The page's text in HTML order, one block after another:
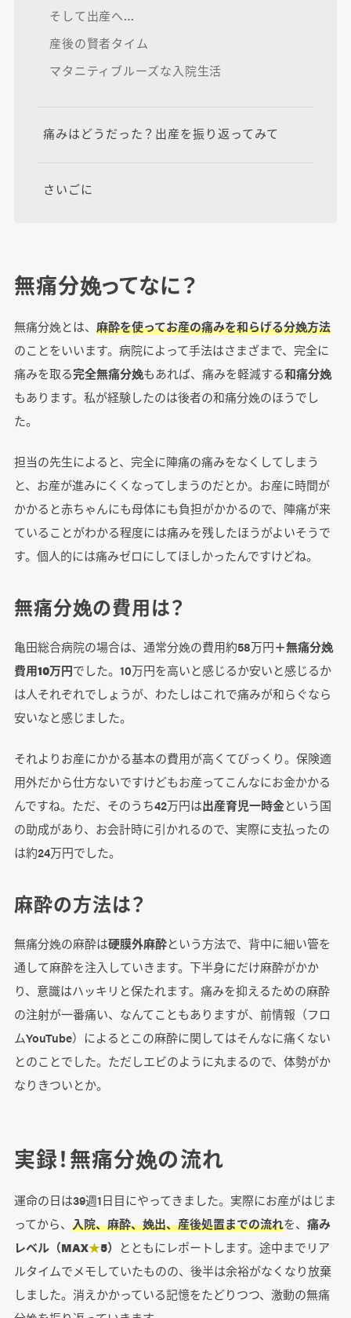
そして出産へ…
産後の賢者タイム
マタニティブルーズな入院生活
痛みはどうだった？出産を振り返ってみて
さいごに
無痛分娩ってなに？
無痛分娩とは、 麻酔を使ってお産の痛みを和らげる分娩方法
のことをいいます。病院によって手法はさまざまで、完全に
痛みを取る完全無痛分娩もあれば、痛みを軽減する和痛分娩
もあります。私が経験したのは後者の和痛分娩のほうでし
た。
担当の先生によると、完全に陣痛の痛みをなくしてしまう
と、お産が進みにくくなってしまうのだとか。お産に時間が
かかると赤ちゃんにも母体にも負担がかかるので、陣痛が来
ていることがわかる程度には痛みを残したほうがよいそうで
す。個人的には痛みゼロにしてほしかったんですけどね。
無痛分娩の費用は？
亀田総合病院の場合は、通常分娩の費用約58万円＋無痛分娩
費用10万円でした。10万円を高いと感じるか安いと感じるか
は人それぞれでしょうが、わたしはこれで痛みが和らぐなら
安いなと感じました。
それよりお産にかかる基本の費用が高くてびっくり。保険適
用外だから仕方ないですけどもお産ってこんなにお金かかる
んですね。ただ、そのうち42万円は出産育児一時金という国
の助成があり、お会計時に引かれるので、実際に支払ったの
は約24万円でした。
麻酔の方法は？
無痛分娩の麻酔は硬膜外麻酔という方法で、背中に細い管を
通して麻酔を注入していきます。下半身にだけ麻酔がかか
り、意識はハッキリと保たれます。痛みを抑えるための麻酔
の注射が一番痛い、なんてこともありますが、前情報（フロ
ムYouTube）によるとこの麻酔に関してはそんなに痛くない
とのことでした。ただしエビのように丸まるので、体勢がか
なりきついとか。
実録！無痛分娩の流れ
運命の日は39週1日目にやってきました。実際にお産がはじま
ってから、 入院、麻酔、娩出、産後処置までの流れを、 痛み
レベル（MAX★5）
とともにレポートします。途中までリア
ルタイムでメモしていたものの、後半は余裕がなくなり放棄
しました。消えかかっている記憶をたどりつつ、激動の無痛